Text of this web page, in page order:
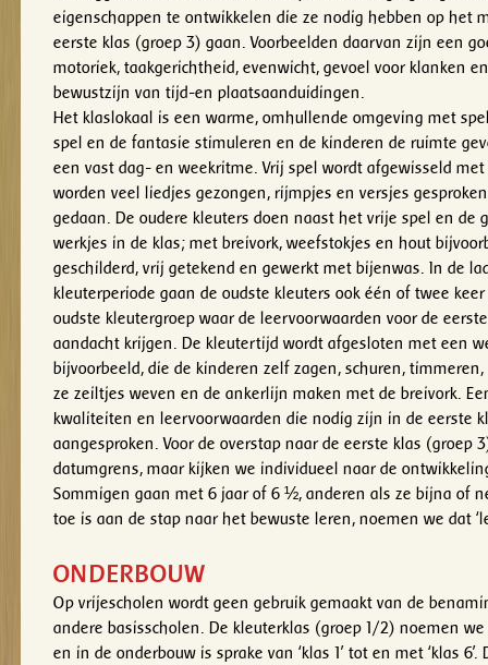
eigenschappen te ontwikkelen die ze nodig hebben op het
eerste klas (groep 3) gaan. Voorbeelden daarvan zijn een
motoriek, taakgerichtheid, evenwicht, gevoel voor klanken
bewustzijn van tijd-en plaatsaanduidingen.
Het klaslokaal is een warme, omhullende omgeving met
spel en de fantasie stimuleren en de kinderen de ruimte
een vast dag- en weekritme. Vrij spel wordt afgewisseld
worden veel liedjes gezongen, rijmpjes en versjes
gedaan. De oudere kleuters doen naast het vrije spel en de
werkjes in de klas; met breivork, weefstokjes en hout
geschilderd, vrij getekend en gewerkt met bijenwas. In de
kleuterperiode gaan de oudste kleuters ook één of twee
oudste kleutergroep waar de leervoorwaarden voor de
aandacht krijgen. De kleutertijd wordt afgesloten met een
bijvoorbeeld, die de kinderen zelf zagen, schuren,
ze zeiltjes weven en de ankerlijn maken met de breivork.
kwaliteiten en leervoorwaarden die nodig zijn in de eerste
aangesproken. Voor de overstap naar de eerste klas (groep
datumgrens, maar kijken we individueel naar de
Sommigen gaan met 6 jaar of 6 ½, anderen als ze bijna of
toe is aan de stap naar het bewuste leren, noemen we dat
ONDERBOUW
Op vrijescholen wordt geen gebruik gemaakt van de
andere basisscholen. De kleuterklas (groep 1/2) noemen we
en in de onderbouw is sprake van ‘klas 1’ tot en met ‘klas